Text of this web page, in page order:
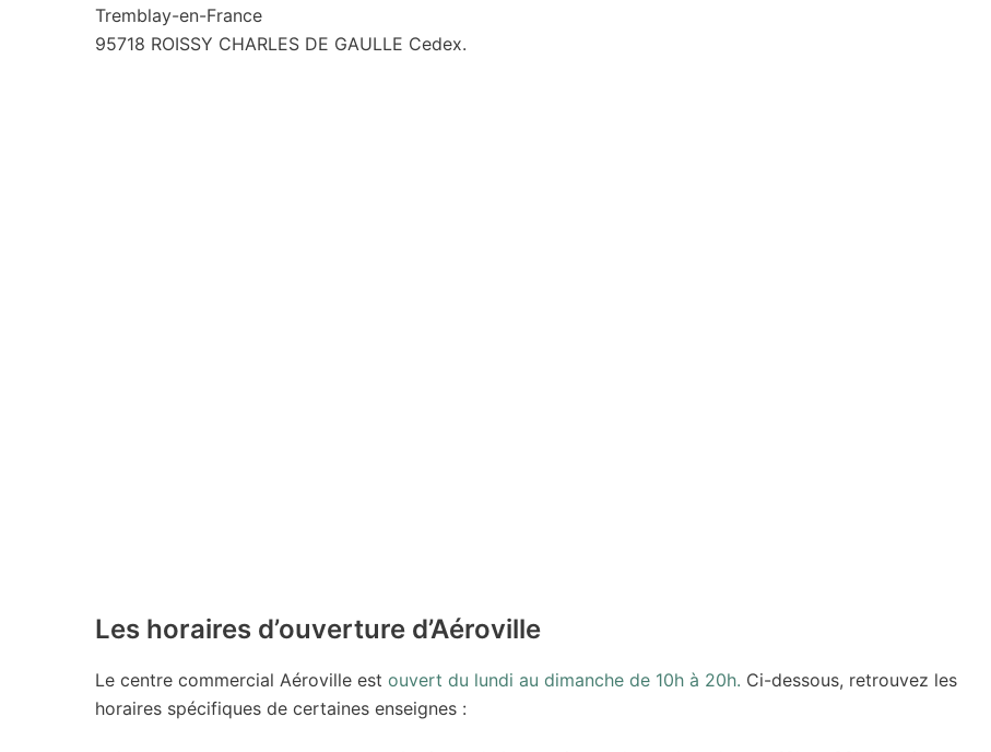
Tremblay-en-France
95718 ROISSY CHARLES DE GAULLE Cedex.
Les horaires d’ouverture d’Aéroville
Le centre commercial Aéroville est ouvert du lundi au dimanche de 10h à 20h. Ci-dessous, retrouvez les
horaires spécifiques de certaines enseignes :